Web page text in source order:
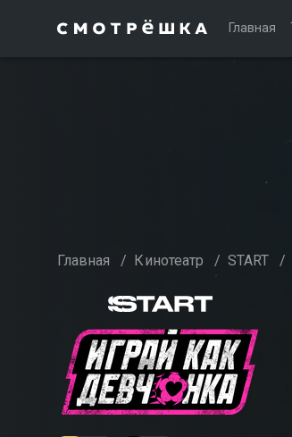
Главная
Главная / Кинотеатр / START /